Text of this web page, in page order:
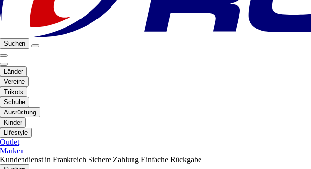
Suchen
Länder
Vereine
Trikots
Schuhe
Ausrüstung
Kinder
Lifestyle
Outlet
Marken
Kundendienst in Frankreich Sichere Zahlung Einfache Rückgabe